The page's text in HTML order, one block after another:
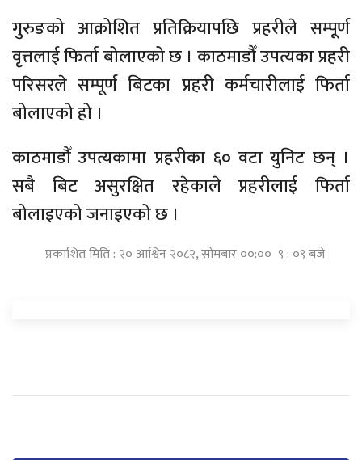
गुरुङको आक्रोशित प्रतिक्रियापछि प्रहरीले सम्पूर्ण
वृत्तलाई फिर्ता बोलाएको छ । काठमाडौँ उपत्यका प्रहरी
परिसरले सम्पूर्ण बिटका प्रहरी कर्मचारीलाई फिर्ता
बोलाएको हो ।
काठमाडौँ उपत्यकामा प्रहरीका ६० वटा युनिट छन् ।
सबै बिट असुरक्षित रहेकाले प्रहरीलाई फिर्ता
बोलाइएको जनाइएको छ ।
प्रकाशित मिति : २० आश्विन २०८२, सोमबार ००:०० ९ : ०९ बजे